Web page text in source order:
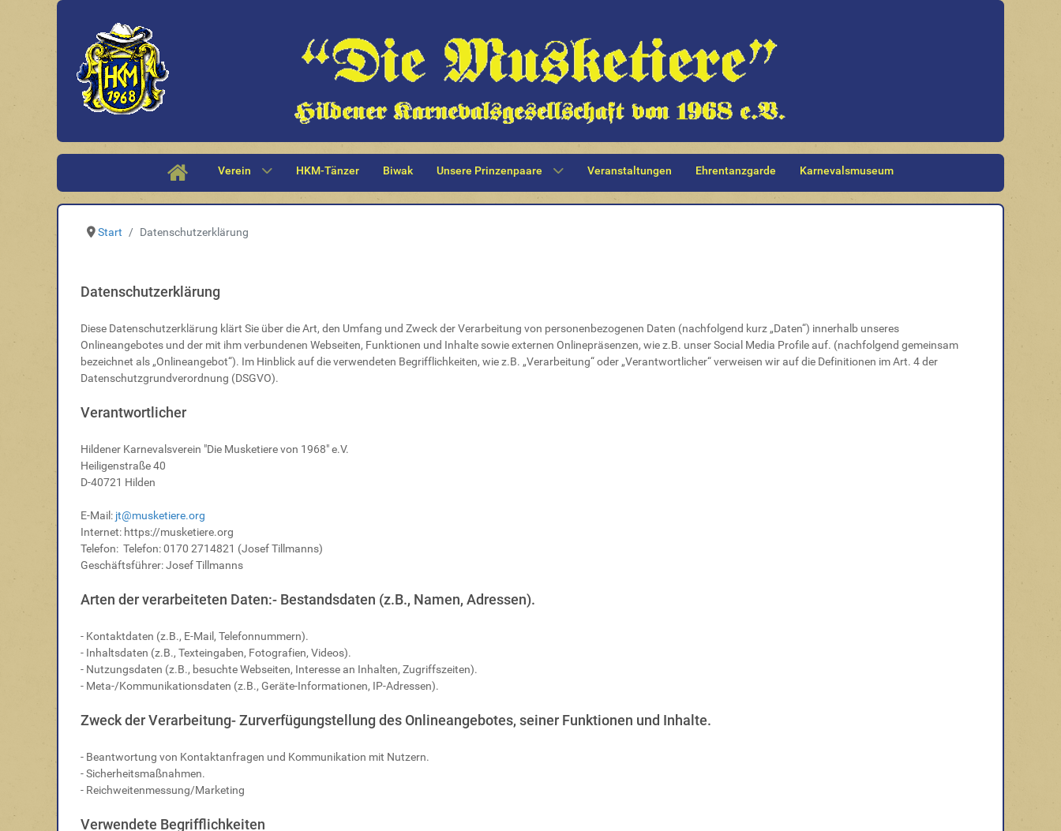
Verein HKM-Tänzer Biwak Unsere Prinzenpaare Veranstaltungen Ehrentanzgarde Karnevalsmuseum
Start Datenschutzerklärung
Datenschutzerklärung
Diese Datenschutzerklärung klärt Sie über die Art, den Umfang und Zweck der Verarbeitung von personenbezogenen Daten (nachfolgend kurz „Daten“) innerhalb unseres
Onlineangebotes und der mit ihm verbundenen Webseiten, Funktionen und Inhalte sowie externen Onlinepräsenzen, wie z.B. unser Social Media Profile auf. (nachfolgend gemeinsam
bezeichnet als „Onlineangebot“). Im Hinblick auf die verwendeten Begrifflichkeiten, wie z.B. „Verarbeitung“ oder „Verantwortlicher“ verweisen wir auf die Definitionen im Art. 4 der
Datenschutzgrundverordnung (DSGVO).
Verantwortlicher
Hildener Karnevalsverein "Die Musketiere von 1968" e.V.
Heiligenstraße 40
D-40721 Hilden
E-Mail: jt@musketiere.org
Internet: https://musketiere.org
Telefon: Telefon: 0170 2714821 (Josef Tillmanns)
Geschäftsführer: Josef Tillmanns
Arten der verarbeiteten Daten:- Bestandsdaten (z.B., Namen, Adressen).
- Kontaktdaten (z.B., E-Mail, Telefonnummern).
- Inhaltsdaten (z.B., Texteingaben, Fotografien, Videos).
- Nutzungsdaten (z.B., besuchte Webseiten, Interesse an Inhalten, Zugriffszeiten).
- Meta-/Kommunikationsdaten (z.B., Geräte-Informationen, IP-Adressen).
Zweck der Verarbeitung- Zurverfügungstellung des Onlineangebotes, seiner Funktionen und Inhalte.
- Beantwortung von Kontaktanfragen und Kommunikation mit Nutzern.
- Sicherheitsmaßnahmen.
- Reichweitenmessung/Marketing
Verwendete Begrifflichkeiten